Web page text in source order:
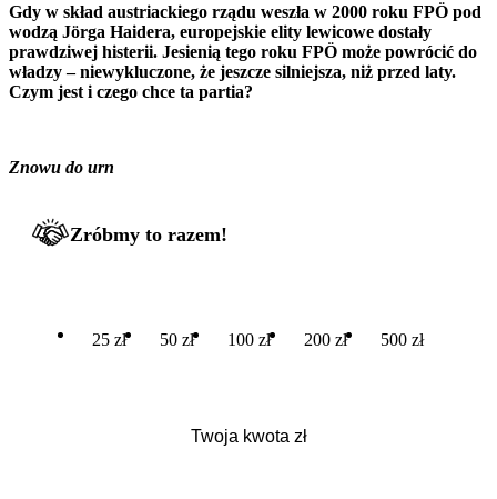
Gdy w skład austriackiego rządu weszła w 2000 roku FPÖ pod
wodzą Jörga Haidera, europejskie elity lewicowe dostały
prawdziwej histerii. Jesienią tego roku FPÖ może powrócić do
władzy – niewykluczone, że jeszcze silniejsza, niż przed laty.
Czym jest i czego chce ta partia?
Znowu do urn
Zróbmy to razem!
25 zł 50 zł 100 zł 200 zł 500 zł